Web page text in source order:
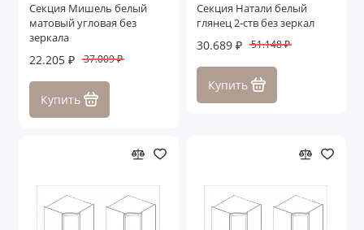
Секция Мишель белый
матовый угловая без
зеркала
22.205 ₽ 37.009 ₽
Купить
Секция Натали белый
глянец 2-ств без зеркал
30.689 ₽ 51.148 ₽
Купить